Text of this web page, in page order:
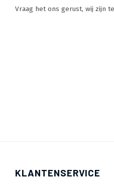
Vraag het ons gerust, wij zijn
KLANTENSERVICE